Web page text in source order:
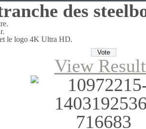
des
le logo 4K Ultra HD.
View